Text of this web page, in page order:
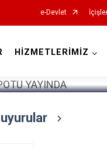
e-Devlet
HİZMETLERİMİZ